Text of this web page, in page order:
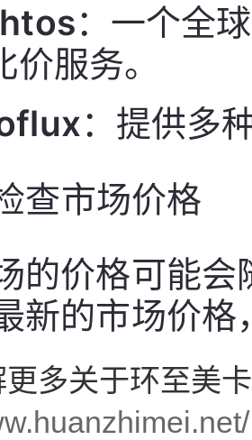
：一个全
价服务。
：提供多
查市场价格
的价格可能
新的市场价
多关于环至美